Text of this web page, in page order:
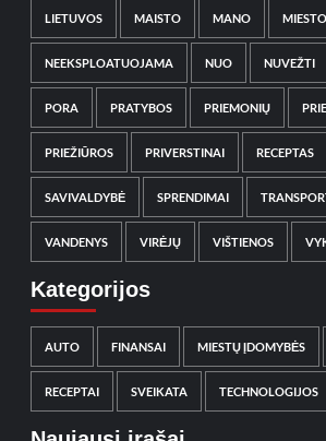
LIETUVOS MAISTO MANO MIESTO
NEEKSPLOATUOJAMA NUO NUVEŽTI
PORA PRATYBOS PRIEMONIŲ
PRIEŽIŪROS PRIVERSTINAI RECEPTAS
SAVIVALDYBĖ SPRENDIMAI
VANDENYS VIRĖJŲ VIŠTIENOS
Kategorijos
AUTO FINANSAI MIESTŲ ĮDOMYBĖS
RECEPTAI SVEIKATA TECHNOLOGIJOS